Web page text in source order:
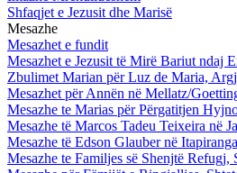
Shfaqjet e Jezusit dhe Marisë
Mesazhe
Mesazhet e fundit
Mesazhet e Jezusit të Mirë Bariut ndaj
Zbulimet Marian për Luz de Maria,
Mesazhet për Annën në Mellatz/
Mesazhe te Marias për Përgatitjen
Mesazhe të Marcos Tadeu Teixeira në
Mesazhe të Edson Glauber në
Mesazhe te Familjes së Shenjtë Refugj,